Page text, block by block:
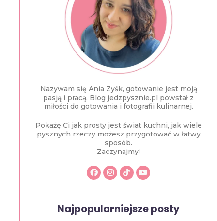
Nazywam się Ania Zyśk, gotowanie jest moją
pasją i pracą. Blog jedzpysznie.pl powstał z
miłości do gotowania i fotografii kulinarnej.
Pokażę Ci jak prosty jest świat kuchni, jak wiele
pysznych rzeczy możesz przygotować w łatwy
sposób.
Zaczynajmy!
Najpopularniejsze posty